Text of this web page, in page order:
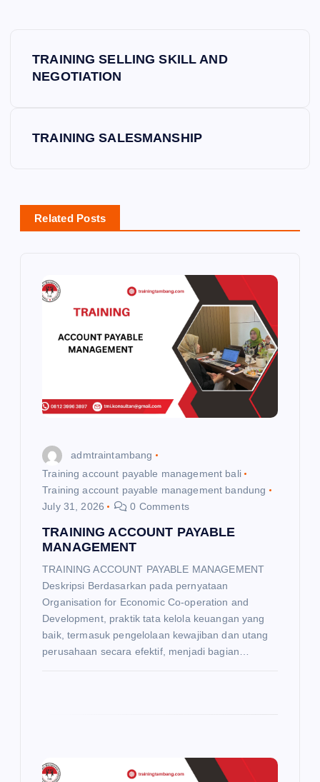
TRAINING SELLING SKILL AND
NEGOTIATION
TRAINING SALESMANSHIP
Related Posts
admtraintambang
Training account payable management bali
Training account payable management bandung
July 31, 2026
0 Comments
TRAINING ACCOUNT PAYABLE
MANAGEMENT
TRAINING ACCOUNT PAYABLE MANAGEMENT
Deskripsi Berdasarkan pada pernyataan
Organisation for Economic Co-operation and
Development, praktik tata kelola keuangan yang
baik, termasuk pengelolaan kewajiban dan utang
perusahaan secara efektif, menjadi bagian…